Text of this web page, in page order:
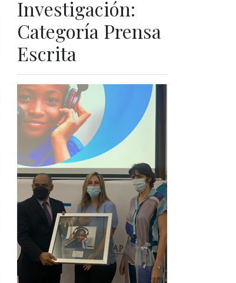
Investigación:
Categoría Prensa
Escrita